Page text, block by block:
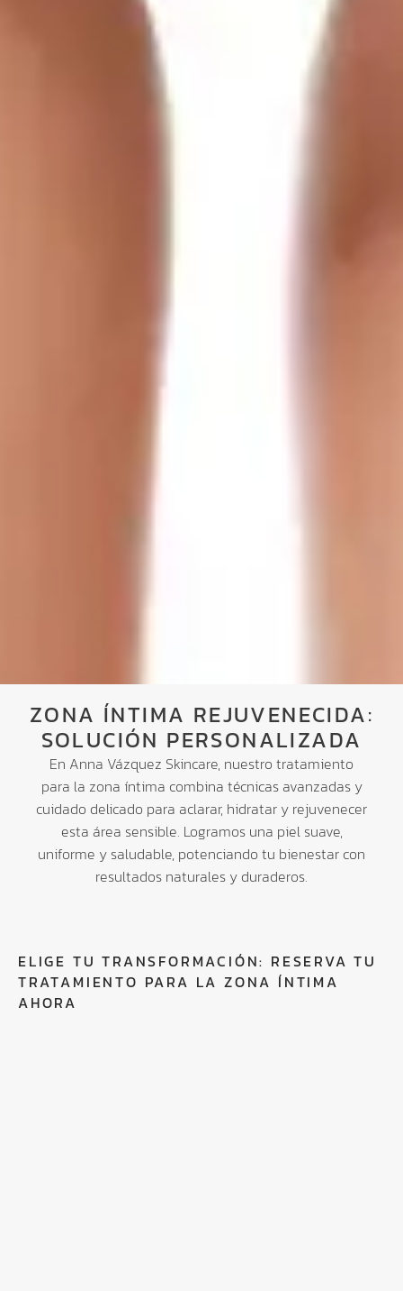
ZONA ÍNTIMA REJUVENECIDA:
SOLUCIÓN PERSONALIZADA
En Anna Vázquez Skincare, nuestro tratamiento
para la zona íntima combina técnicas avanzadas y
cuidado delicado para aclarar, hidratar y rejuvenecer
esta área sensible. Logramos una piel suave,
uniforme y saludable, potenciando tu bienestar con
resultados naturales y duraderos.
ELIGE TU TRANSFORMACIÓN: RESERVA TU
TRATAMIENTO PARA LA ZONA ÍNTIMA
AHORA